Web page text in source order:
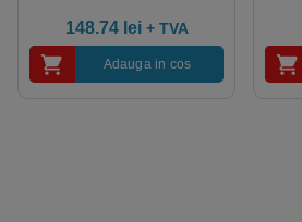
148.74 lei + TVA
Adauga in cos